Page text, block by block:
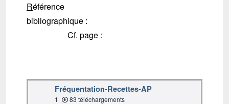
Référence
bibliographique :
Cf. page :
Fréquentation-Recettes-AP
1 83 téléchargements